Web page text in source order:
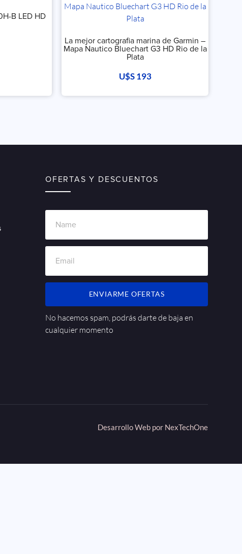
B LED HD
La mejor cartografia marina de Garmin –
Mapa Nautico Bluechart G3 HD Rio de la
Plata
U$S193
OFERTAS Y DESCUENTOS
ENVIARME OFERTAS
No hacemos spam, podrás darte de baja en
cualquier momento
Desarrollo Web por NexTechOne